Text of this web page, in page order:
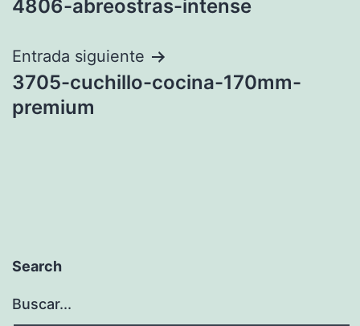
de
entradas
4806-abreostras-intense
Entrada siguiente
3705-cuchillo-cocina-170mm-
premium
Search
Buscar...